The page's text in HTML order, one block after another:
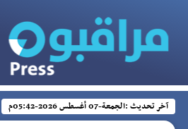
آخر تحديث :الجمعة-07 أغسطس 2026-05:42م